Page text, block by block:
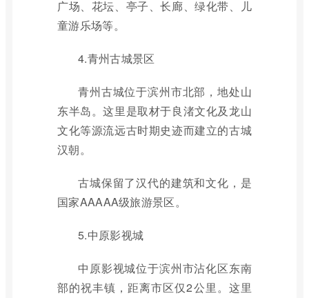
广场、花坛、亭子、长廊、绿化带、儿
童游乐场等。
4.青州古城景区
青州古城位于滨州市北部，地处山
东半岛。这里是取材于良渚文化及龙山
文化等源流远古时期史迹而建立的古城
汉朝。
古城保留了汉代的建筑和文化，是
国家AAAAA级旅游景区。
5.中原影视城
中原影视城位于滨州市沾化区东南
部的祝丰镇，距离市区仅2公里。这里